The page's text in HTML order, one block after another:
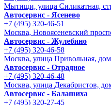
Мытищи, улица Силикатная,
Автосервис - Ясенево
+7 (495) 320-46-51
Москва, Новоясеневский
Автосервис - Жулебино
+7 (495) 320-46-58
Москва, улица Привольная,
Автосервис - Отрадное
+7 (495) 320-46-48
Москва, улица Декабристов,
Автосервис - Балашиха
+7 (495) 320-27-45